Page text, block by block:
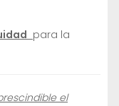
para la
el